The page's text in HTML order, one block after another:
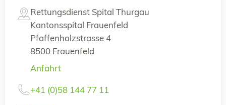
Rettungsdienst Spital Thurgau
Kantonsspital Frauenfeld
Pfaffenholzstrasse 4
8500 Frauenfeld
Anfahrt
+41 (0)58 144 77 11